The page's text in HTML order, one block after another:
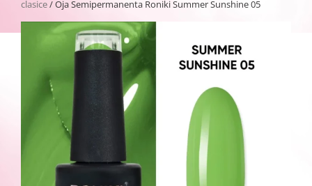
clasice/ Oja Semipermanenta Roniki Summer Sunshine 05